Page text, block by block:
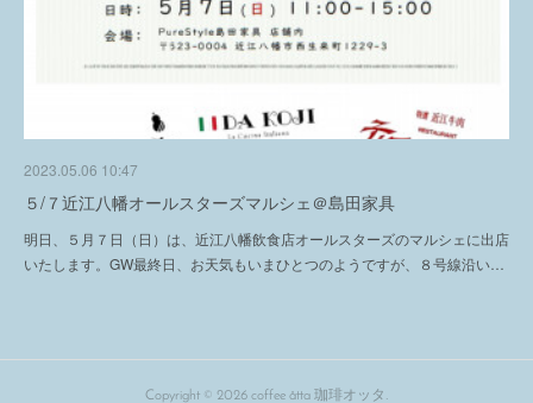
2023.05.06 10:47
５/７近江八幡オールスターズマルシェ＠島田家具
明日、５月７日（日）は、近江八幡飲食店オールスターズのマルシェに出店
いたします。GW最終日、お天気もいまひとつのようですが、８号線沿い…
Copyright © 2026 coffee åtta 珈琲オッタ .